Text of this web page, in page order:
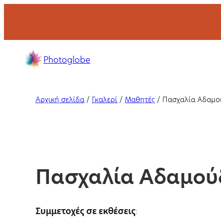
περιεχόμενο
Photoglobe
φωτογραφίας
σεμινάρια
online.
Αρχική σελίδα / Γκαλερί / Μαθητές / Πασχαλία
Πασχαλία
Συμμετοχές σε εκθέσεις: